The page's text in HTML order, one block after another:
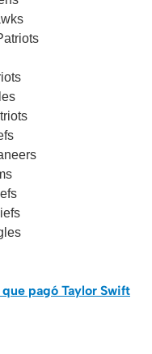
que pagó Taylor Swift